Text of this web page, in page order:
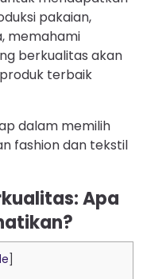
pakaian,
memahami
berkualitas akan
terbaik
dalam memilih
fashion dan tekstil
Apa